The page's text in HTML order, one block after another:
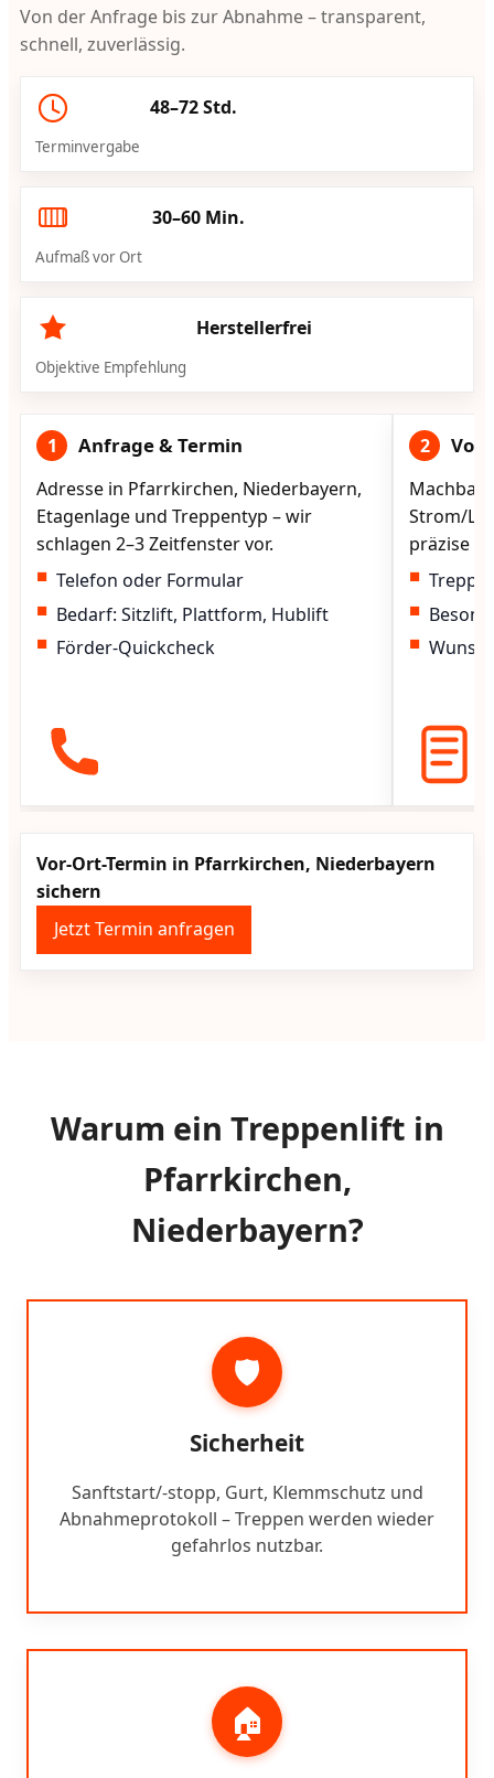
Von der Anfrage bis zur Abnahme – transparent,
schnell, zuverlässig.
48–72 Std.
Terminvergabe
30–60 Min.
Aufmaß vor Ort
Herstellerfrei
Objektive Empfehlung
1 Anfrage & Termin
Adresse in Pfarrkirchen, Niederbayern,
Etagenlage und Treppentyp – wir
schlagen 2–3 Zeitfenster vor.
Telefon oder Formular
Bedarf: Sitzlift, Plattform, Hublift
Förder-Quickcheck
2
Strom/
präzise
Vor-Ort-Termin in Pfarrkirchen, Niederbayern
sichern
Jetzt Termin anfragen
Warum ein Treppenlift in
Pfarrkirchen,
Niederbayern?
🛡️
Sicherheit
Sanftstart/-stopp, Gurt, Klemmschutz und
Abnahmeprotokoll – Treppen werden wieder
gefahrlos nutzbar.
🏠